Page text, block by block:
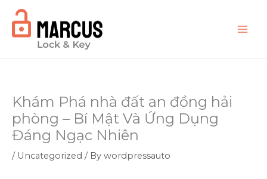
content
Khám Phá nhà đất an đồng hải
phòng – Bí Mật Và Ứng Dụng
Đáng Ngạc Nhiên
/ Uncategorized / By wordpressauto